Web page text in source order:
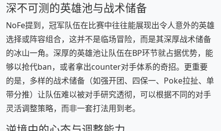
深不可测的英雄池与战术储备
NoFe提到，冠军队伍在比赛中往往能展现出令人意外的英雄
选择或阵容组合，这并不是临场冒险，而是其深厚战术储备
的冰山一角。深厚的英雄池让队伍在BP环节就占据优势，能
够以抢代ban，或者拿出counter对手体系的奇招。更重要
的是，多样的战术储备（如强开团、四保一、Poke拉扯、单
带分推）让队伍难以被对手研究透彻，可以根据不同的对手
灵活调整策略，而非一套打法用到老。